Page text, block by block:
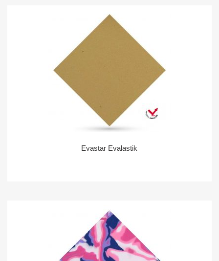
Evastar Evalastik